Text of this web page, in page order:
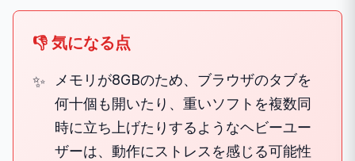
👎 気になる点
メモリが8GBのため、ブラウザのタブを
何十個も開いたり、重いソフトを複数同
時に立ち上げたりするようなヘビーユー
ザーは、動作にストレスを感じる可能性